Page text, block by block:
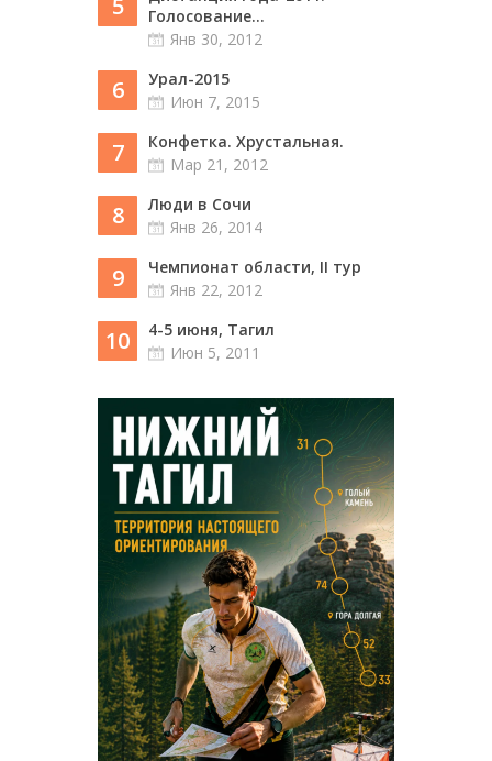
5
Голосование...
Янв 30, 2012
6
Урал-2015
Июн 7, 2015
7
Конфетка. Хрустальная.
Мар 21, 2012
8
Люди в Сочи
Янв 26, 2014
9
Чемпионат области, II тур
Янв 22, 2012
10
4-5 июня, Тагил
Июн 5, 2011